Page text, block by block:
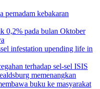
pemadam kebakaran
0,2% pada bulan Oktober
infestation upending life in
terhadap sel-sel ISIS
memenangkan
buku ke masyarakat